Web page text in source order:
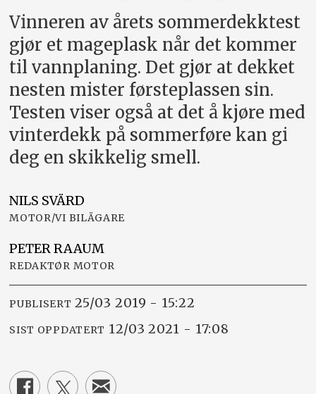
Vinneren av årets sommerdekktest
gjør et mageplask når det kommer
til vannplaning. Det gjør at dekket
nesten mister førsteplassen sin.
Testen viser også at det å kjøre med
vinterdekk på sommerføre kan gi
deg en skikkelig smell.
NILS SVÄRD
MOTOR/VI BILÄGARE
PETERRAAUM
REDAKTØR MOTOR
PUBLISERT 25/03 2019 - 15:22
SIST OPPDATERT 12/03 2021 - 17:08